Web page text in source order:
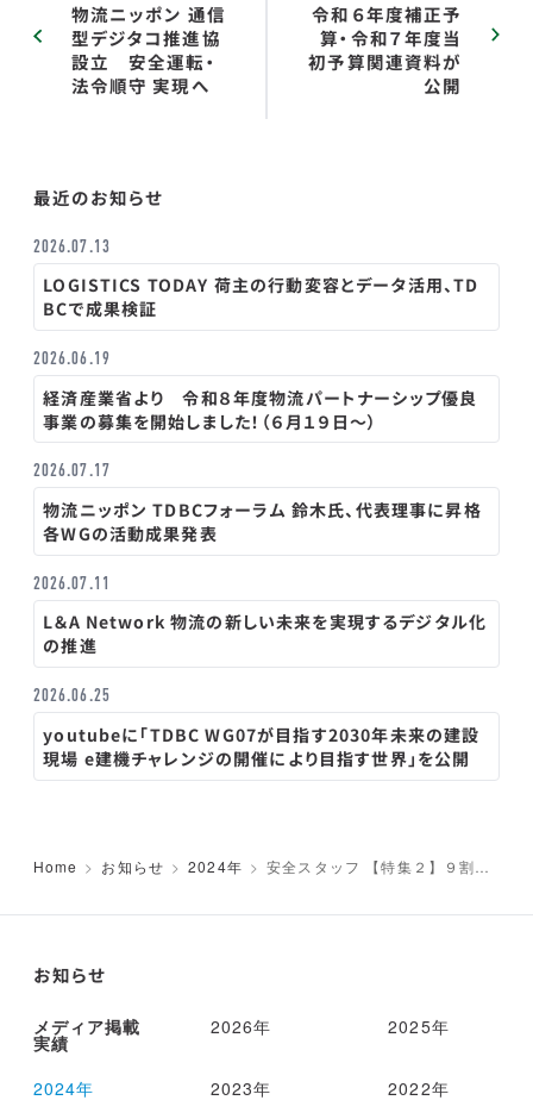
物流ニッポン 通信
型デジタコ推進協
設立 安全運転・
法令順守 実現へ
令和６年度補正予
算・令和７年度当
初予算関連資料が
公開
最近のお知らせ
2026.07.13
LOGISTICS TODAY 荷主の行動変容とデータ活用、TD
BCで成果検証
2026.06.19
経済産業省より 令和８年度物流パートナーシップ優良
事業の募集を開始しました！（６月１９日～）
2026.07.17
物流ニッポン TDBCフォーラム 鈴木氏、代表理事に昇格
各WGの活動成果発表
2026.07.11
L＆A Network 物流の新しい未来を実現するデジタル化
の推進
2026.06.25
youtubeに「TDBC WG07が目指す2030年未来の建設
現場 e建機チャレンジの開催により目指す世界」を公開
Home お知らせ 2024年
安全スタッフ 【特集２】９割が
お知らせ
メディア掲載
実績
2026年 2025年
2024年 2023年
2022年